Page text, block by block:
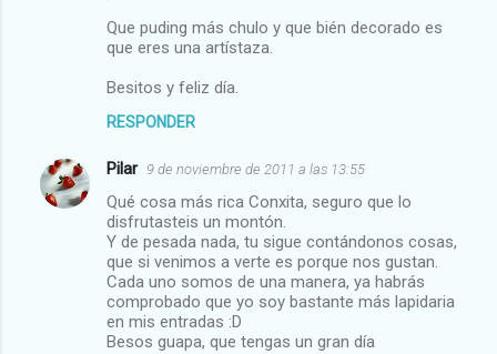
Que puding más chulo y que bién decorado es
que eres una artístaza.
Besitos y feliz día.
RESPONDER
Pilar 9 de noviembre de 2011 a las 13:55
Qué cosa más rica Conxita, seguro que lo
disfrutasteis un montón.
Y de pesada nada, tu sigue contándonos cosas,
que si venimos a verte es porque nos gustan.
Cada uno somos de una manera, ya habrás
comprobado que yo soy bastante más lapidaria
en mis entradas :D
Besos guapa, que tengas un gran día